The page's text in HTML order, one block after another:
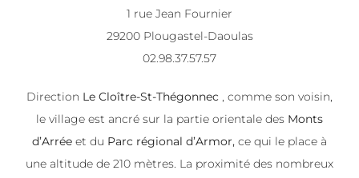
1 rue Jean Fournier
29200 Plougastel-Daoulas
02.98.37.57.57
Direction Le Cloître-St-Thégonnec , comme son voisin,
le village est ancré sur la partie orientale des Monts
d’Arrée et du Parc régional d’Armor, ce qui le place à
une altitude de 210 mètres. La proximité des nombreux